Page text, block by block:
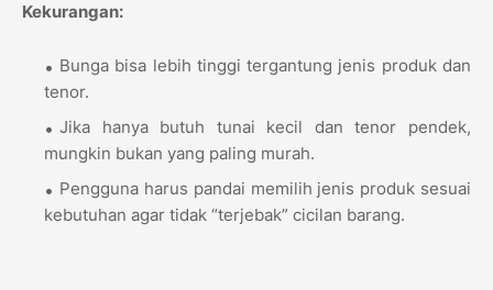
Kekurangan:
Bunga bisa lebih tinggi tergantung jenis produk dan
tenor.
Jika hanya butuh tunai kecil dan tenor pendek,
mungkin bukan yang paling murah.
Pengguna harus pandai memilih jenis produk sesuai
kebutuhan agar tidak “terjebak” cicilan barang.